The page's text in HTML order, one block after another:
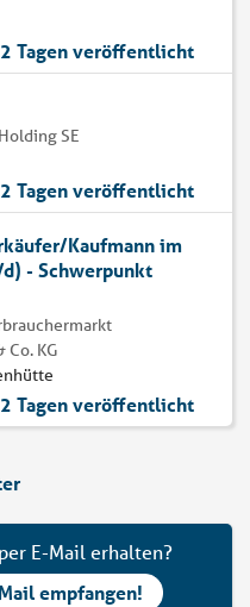
Tagen veröffentlicht
SE
Tagen veröffentlicht
Kaufmann im
- Schwerpunkt
Co. KG
Tagen veröffentlicht
E-Mail erhalten?
empfangen!